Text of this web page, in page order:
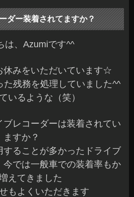
ダー装着されてますか？
は、Azumiです^^
休みをいただいています☆
た残務を処理していました^^
いるような（笑）
レコーダーは装着されてい
ますか？
することが多かったドライブ
今では一般車での装着率もか
えてきました
もよくいただきます